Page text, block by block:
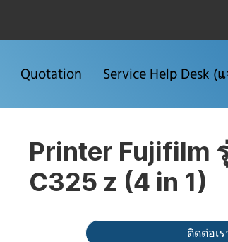
Quotation Service Help Desk (
Printer Fujifilm
C325 z (4 in 1)
ติดต่อเร